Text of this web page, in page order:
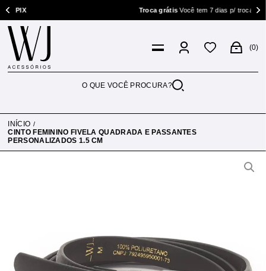
Troca grátisVocê tem 7 dias p/ trocar
0
INÍCIO
CINTO FEMININO FIVELA QUADRADA E PASSANTES
PERSONALIZADOS 1.5 CM